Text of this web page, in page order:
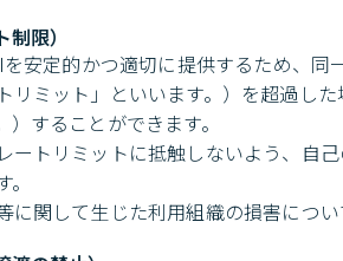
限）
を安定的かつ適切に提供するため、
リミット」といいます。）を超過し
することができます。
ートリミットに抵触しないよう、自
に関して生じた利用組織の損害につ